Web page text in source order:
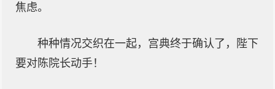
焦虑。
种种情况交织在一起，宫典终于确认了，陛下
要对陈院长动手！